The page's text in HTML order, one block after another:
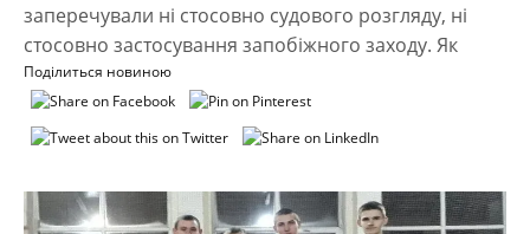
заперечували ні стосовно судового розгляду, ні
стосовно застосування запобіжного заходу. Як
Поділиться новиною